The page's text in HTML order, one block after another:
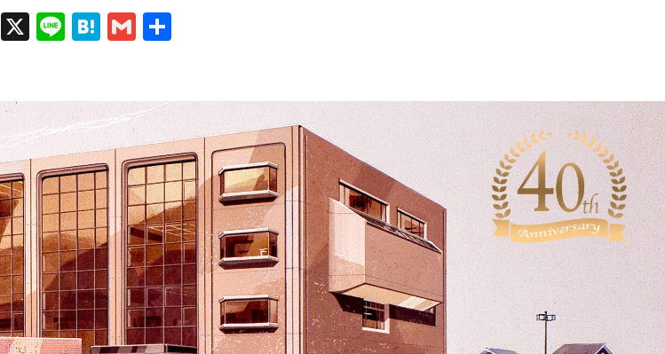
Facebook
X LineHatena
Gmail